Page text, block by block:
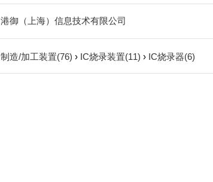
港御（上海）信息技术有限公司
制造/加工装置(76) › IC烧录装置(11) › IC烧录器(6)